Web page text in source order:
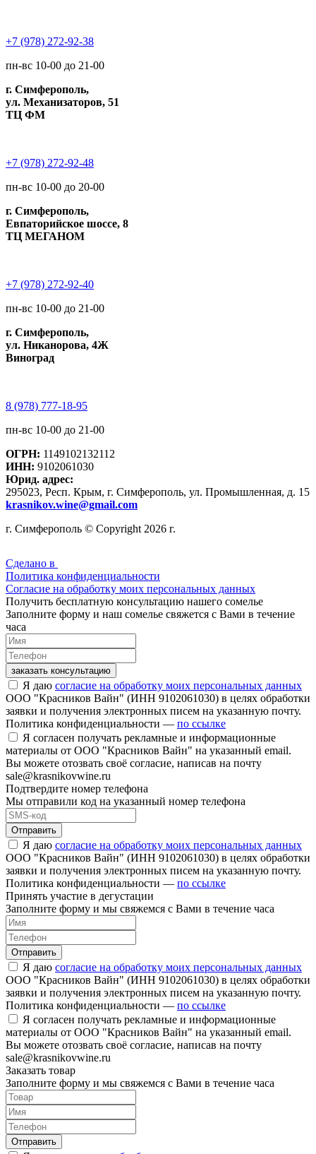
+7 (978) 272-92-38
пн-вс 10-00 до 21-00
г. Симферополь,
ул. Механизаторов, 51
ТЦ ФМ
+7 (978) 272-92-48
пн-вс 10-00 до 20-00
г. Симферополь,
Евпаторийское шоссе, 8
ТЦ МЕГАНОМ
+7 (978) 272-92-40
пн-вс 10-00 до 21-00
г. Симферополь,
ул. Никанорова, 4Ж
Виноград
8 (978) 777-18-95
пн-вс 10-00 до 21-00
ОГРН: 1149102132112
ИНН: 9102061030
Юрид. адрес:
295023, Респ. Крым, г. Симферополь, ул. Промышленная, д. 15
krasnikov.wine@gmail.com
г. Симферополь © Copyright 2026 г.
Сделано в
Политика конфиденциальности
Согласие на обработку моих персональных данных
Получить бесплатную консультацию нашего сомелье
Заполните форму и наш сомелье свяжется с Вами в течение
часа
заказать консультацию
Я даю согласие на обработку моих персональных данных
ООО "Красников Вайн" (ИНН 9102061030) в целях обработки
заявки и получения электронных писем на указанную почту.
Политика конфиденциальности — по ссылке
Я согласен получать рекламные и информационные
материалы от ООО "Красников Вайн" на указанный email.
Вы можете отозвать своё согласие, написав на почту
sale@krasnikovwine.ru
Подтвердите номер телефона
Мы отправили код на указанный номер телефона
Отправить
Я даю согласие на обработку моих персональных данных
ООО "Красников Вайн" (ИНН 9102061030) в целях обработки
заявки и получения электронных писем на указанную почту.
Политика конфиденциальности — по ссылке
Принять участие в дегустации
Заполните форму и мы свяжемся с Вами в течение часа
Отправить
Я даю согласие на обработку моих персональных данных
ООО "Красников Вайн" (ИНН 9102061030) в целях обработки
заявки и получения электронных писем на указанную почту.
Политика конфиденциальности — по ссылке
Я согласен получать рекламные и информационные
материалы от ООО "Красников Вайн" на указанный email.
Вы можете отозвать своё согласие, написав на почту
sale@krasnikovwine.ru
Заказать товар
Заполните форму и мы свяжемся с Вами в течение часа
Отправить